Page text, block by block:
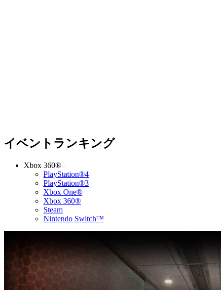
イベントランキング
Xbox 360®
PlayStation®4
PlayStation®3
Xbox One®
Xbox 360®
Steam
Nintendo Switch™